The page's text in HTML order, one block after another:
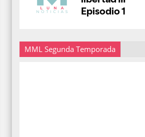
MML Segunda Temporada